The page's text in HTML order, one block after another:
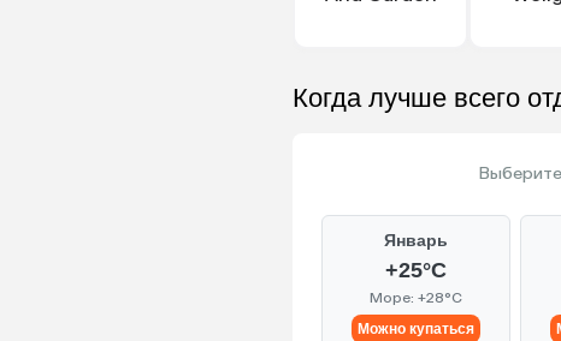
Когда лучше всего
Январь
+25°C
Море: +28°C
Можно купаться